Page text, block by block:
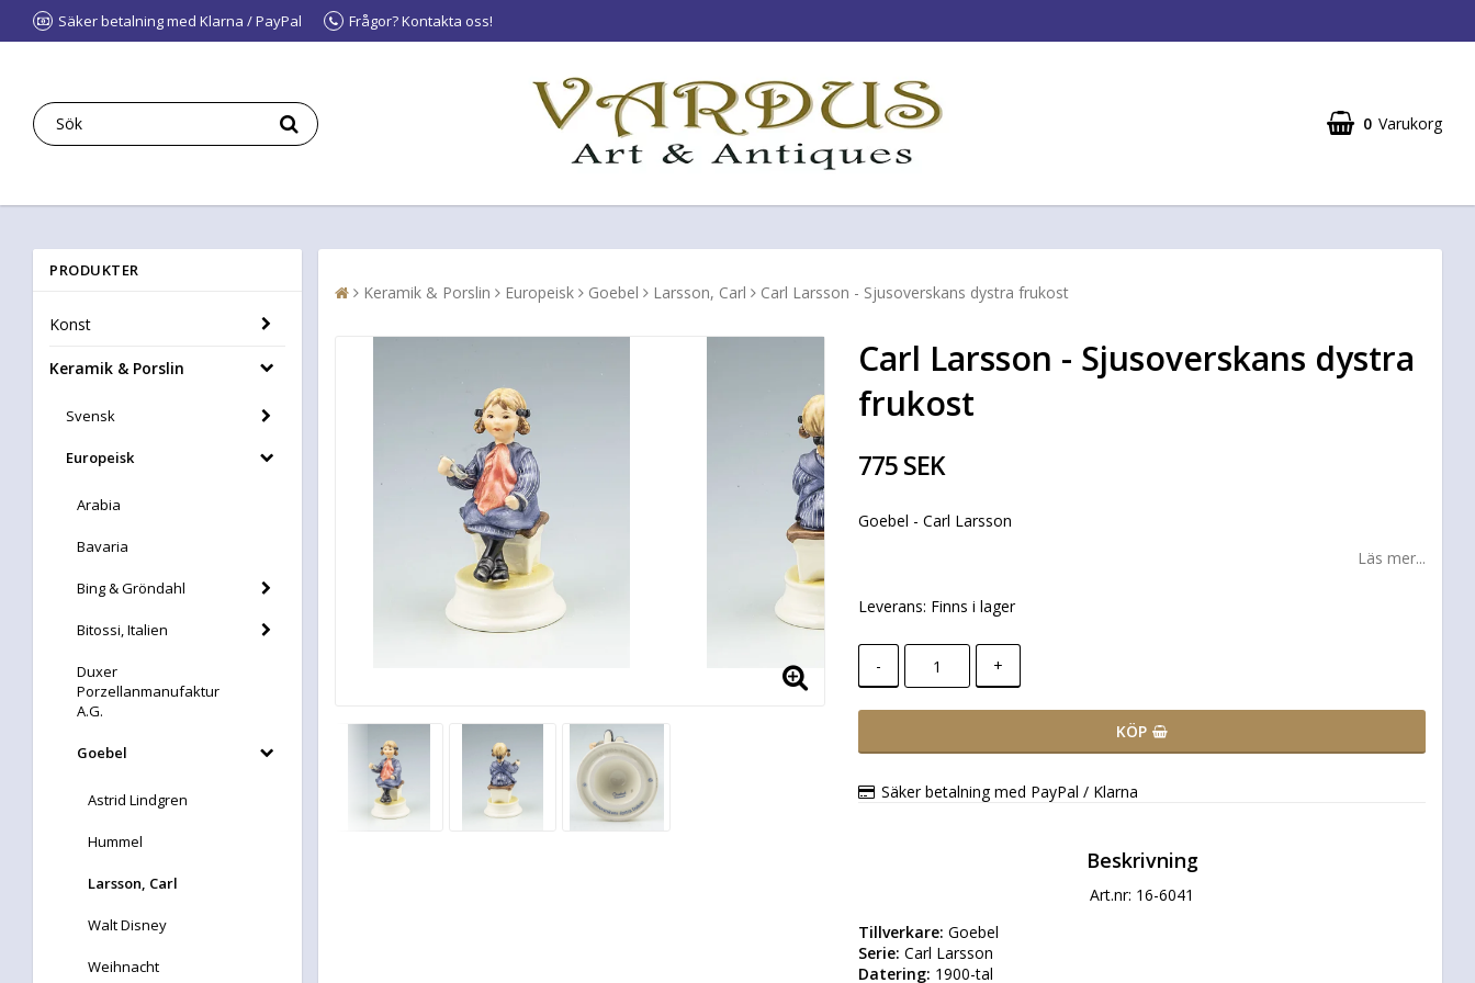
Säker betalning med Klarna / PayPal Frågor? Kontakta oss!
0 Varukorg
PRODUKTER
Konst
Keramik & Porslin
Svensk
Europeisk
Arabia
Bavaria
Bing & Gröndahl
Bitossi, Italien
Duxer
Porzellanmanufaktur
A.G.
Goebel
Astrid Lindgren
Hummel
Larsson, Carl
Walt Disney
Weihnacht
Keramik & Porslin Europeisk Goebel Larsson, Carl Carl Larsson - Sjusoverskans dystra frukost
Carl Larsson - Sjusoverskans dystra
frukost
775 SEK
Goebel - Carl Larsson
Läs mer...
Leverans: Finns i lager
- +
KÖP
Säker betalning med PayPal / Klarna
Beskrivning
Art.nr: 16-6041
Tillverkare:
Serie:
Datering: